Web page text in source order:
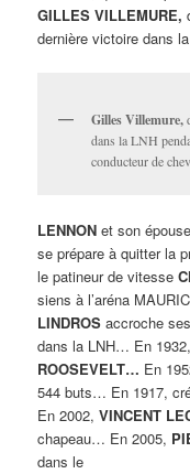
GILLES VILLEMURE,
dernière victoire dans
Gilles Villemure,
dans la LNH
conducteur de
LENNON et son
se prépare à quitter la
le patineur de vitesse
siens à l’aréna
LINDROS accroche
dans la LNH… En
ROOSEVELT… En
544 buts… En 1917,
En 2002,VINCENT
chapeau… En 2005,
dans le